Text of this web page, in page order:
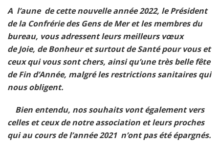
A l’aune de cette nouvelle année 2022, le Président
de la Confrérie des Gens de Mer et les membres du
bureau, vous adressent leurs meilleurs vœux
deJoie, de Bonheur et surtout de Santé pour vous et
ceux qui vous sont chers, ainsi qu’une très belle fête
de Fin d’Année, malgré les restrictions sanitaires qui
nous obligent.
Bien entendu, nos souhaits vont également vers
celles et ceux de notre association et leurs proches
qui au cours de l’année 2021 n’ont pas été épargnés.